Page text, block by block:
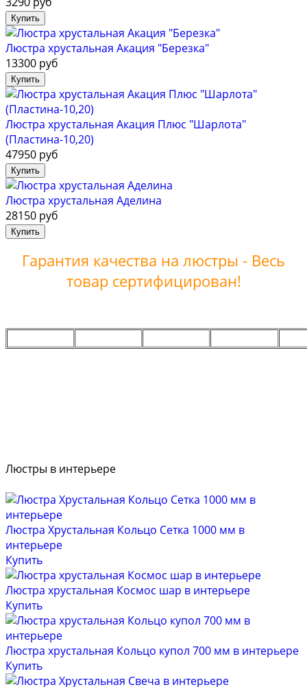
Люстра хрустальная Акация "Березка"
13300 руб
Люстра хрустальная Акация Плюс "Шарлота"
(Пластина-10,20)
47950 руб
Люстра хрустальная Аделина
28150 руб
Гарантия качества на люстры - Весь
товар сертифицирован!
Люстры в интерьере
Люстра Хрустальная Кольцо Сетка 1000 мм в
интерьере
Купить
Люстра хрустальная Космос шар в интерьере
Купить
Люстра хрустальная Кольцо купол 700 мм в интерьере
Купить